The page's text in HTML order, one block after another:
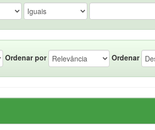
Ordenar por Ordenar